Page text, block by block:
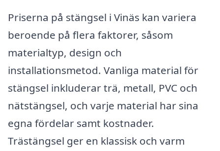
Priserna på stängsel i Vinäs kan variera
beroende på flera faktorer, såsom
materialtyp, design och
installationsmetod. Vanliga material för
stängsel inkluderar trä, metall, PVC och
nätstängsel, och varje material har sina
egna fördelar samt kostnader.
Trästängsel ger en klassisk och varm